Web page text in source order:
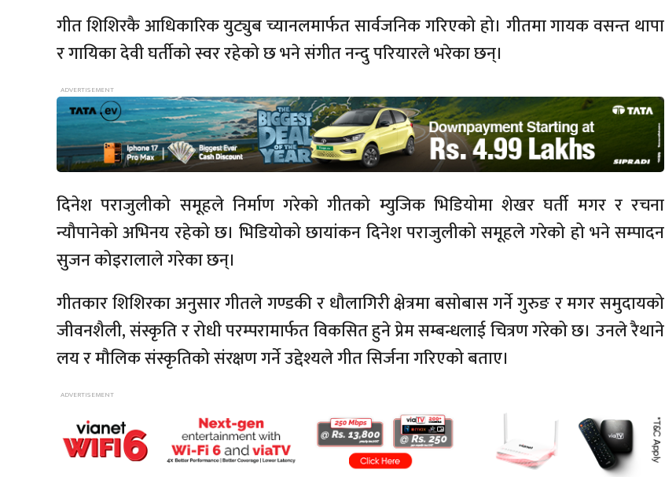
गीत शिशिरकै आधिकारिक युट्युब च्यानलमार्फत सार्वजनिक गरिएको हो। गीतमा गायक वसन्त थापा
र गायिका देवी घर्तीको स्वर रहेको छ भने संगीत नन्दु परियारले भरेका छन्।
दिनेश पराजुलीको समूहले निर्माण गरेको गीतको म्युजिक भिडियोमा शेखर घर्ती मगर र रचना
न्यौपानेको अभिनय रहेको छ। भिडियोको छायांकन दिनेश पराजुलीको समूहले गरेको हो भने सम्पादन
सुजन कोइरालाले गरेका छन्।
गीतकार शिशिरका अनुसार गीतले गण्डकी र धौलागिरी क्षेत्रमा बसोबास गर्ने गुरुङ र मगर समुदायको
जीवनशैली, संस्कृति र रोधी परम्परामार्फत विकसित हुने प्रेम सम्बन्धलाई चित्रण गरेको छ। उनले रैथाने
लय र मौलिक संस्कृतिको संरक्षण गर्ने उद्देश्यले गीत सिर्जना गरिएको बताए।